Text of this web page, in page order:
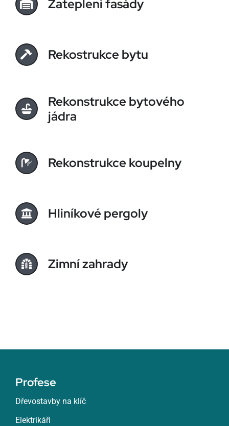
Zateplení fasády
Rekostrukce bytu
Rekonstrukce bytového
jádra
Rekonstrukce koupelny
Hliníkové pergoly
Zimní zahrady
Profese
Dřevostavby na klíč
Elektrikáři